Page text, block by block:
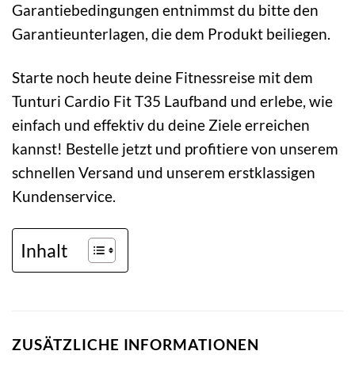
Garantiebedingungen entnimmst du bitte den
Garantieunterlagen, die dem Produkt beiliegen.
Starte noch heute deine Fitnessreise mit dem
Tunturi Cardio Fit T35 Laufband und erlebe, wie
einfach und effektiv du deine Ziele erreichen
kannst! Bestelle jetzt und profitiere von unserem
schnellen Versand und unserem erstklassigen
Kundenservice.
Inhalt
ZUSÄTZLICHE INFORMATIONEN